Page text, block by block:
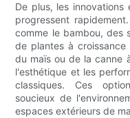
De plus, les innovations
progressent
comme le bambou, des
de plantes à
du maïs ou de la canne
l'esthétique et les
classiques. Ces
soucieux de
espaces extérieurs de